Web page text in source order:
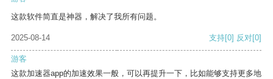
这款软件简直是神器，解决了我所有问题。
2025-08-14 支持[0] 反对[0]
游客
这款加速器app的加速效果一般，可以再提升一下，比如能够支持更多地